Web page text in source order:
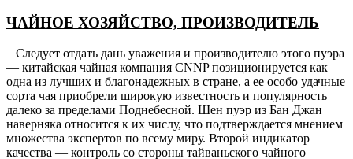
ЧАЙНОЕ ХОЗЯЙСТВО, ПРОИЗВОДИТЕЛЬ
Следует отдать дань уважения и производителю этого пуэра
— китайская чайная компания CNNP позиционируется как
одна из лучших и благонадежных в стране, а ее особо удачные
сорта чая приобрели широкую известность и популярность
далеко за пределами Поднебесной. Шен пуэр из Бан Джан
наверняка относится к их числу, что подтверждается мнением
множества экспертов по всему миру. Второй индикатор
качества — контроль со стороны тайваньского чайного